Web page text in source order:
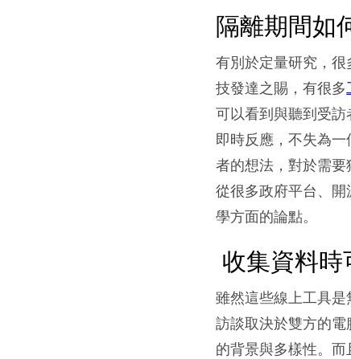
隔離期間如
有別於定量研究，
技發達之賜，有很多
可以看到與聽到受
即時反應，不失為
者的想法，對於需
從很多政府平台、
學方面的論點。
收集資料時
雖然這些線上工具
訪談取決於雙方的
的背景與多樣性。